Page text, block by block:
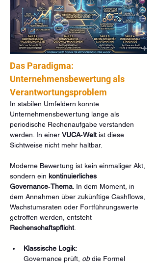
Das Paradigma:
Unternehmensbewertung als
Verantwortungsproblem
In stabilen Umfeldern konnte
Unternehmensbewertung lange als
periodische Rechenaufgabe verstanden
werden. In einer VUCA‑Welt ist diese
Sichtweise nicht mehr haltbar.
Moderne Bewertung ist kein einmaliger Akt,
sondern ein kontinuierliches
Governance‑Thema . In dem Moment, in
dem Annahmen über zukünftige Cashflows,
Wachstumsraten oder Fortführungswerte
getroffen werden, entsteht
Rechenschaftspflicht.
Klassische Logik:
Governance prüft, ob die Formel